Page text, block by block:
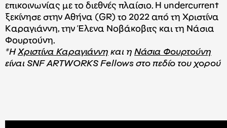
επικοινωνίας με το διεθνές πλαίσιο. Η undercurrent
ξεκίνησε στην Αθήνα (GR) το 2022 από τη Χριστίνα
Καραγιάννη, την Έλενα Νοβάκοβιτς και τη Νάσια
Φουρτούνη.
*ΗΧριστίνα Καραγιάννη και η Νάσια Φουρτούνη
είναι SNF ARTWORKS Fellows στο πεδίο του χορού